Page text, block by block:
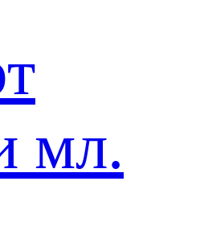
мл.